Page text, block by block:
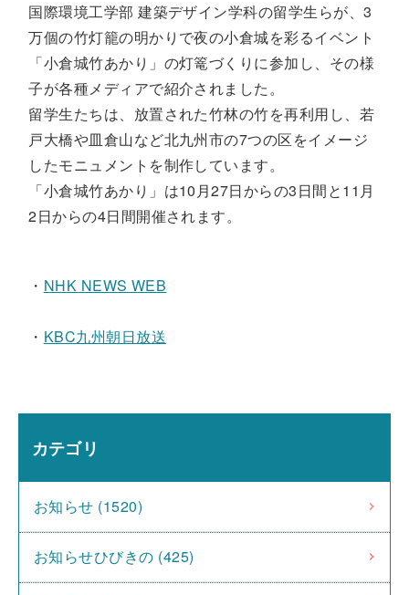
国際環境工学部 建築デザイン学科の留学生らが、3
万個の竹灯籠の明かりで夜の小倉城を彩るイベント
「小倉城竹あかり」の灯篭づくりに参加し、その様
子が各種メディアで紹介されました。
留学生たちは、放置された竹林の竹を再利用し、若
戸大橋や皿倉山など北九州市の7つの区をイメージ
したモニュメントを制作しています。
「小倉城竹あかり」は10月27日からの3日間と11月
2日からの4日間開催されます。
・ NHK NEWS WEB
・ KBC九州朝日放送
カテゴリ
お知らせ (1520)
お知らせひびきの (425)